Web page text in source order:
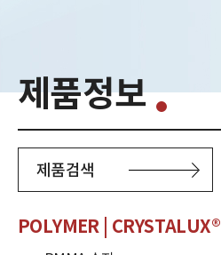
제품정보
제품검색
POLYMER | CRYSTALUX®
MMA
POLYMER